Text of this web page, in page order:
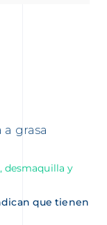
a grasa
desmaquilla y
que tienen